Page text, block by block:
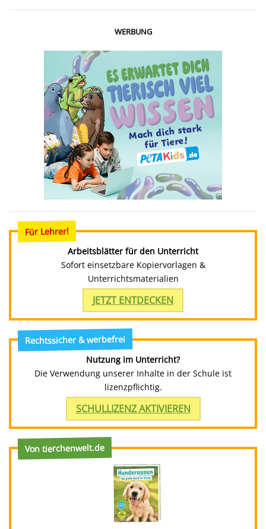
WERBUNG
Für Lehrer!
Arbeitsblätter für den Unterricht
Sofort einsetzbare Kopiervorlagen &
Unterrichtsmaterialien
JETZT ENTDECKEN
Rechtssicher & werbefrei
Nutzung im Unterricht?
Die Verwendung unserer Inhalte in der Schule ist
lizenzpflichtig.
SCHULLIZENZ AKTIVIEREN
Von tierchenwelt.de